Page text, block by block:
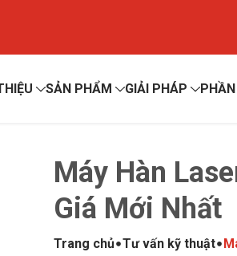
SẢN PHẨM GIẢI PHÁP
Máy Hàn
Giá Mới Nhất
Trang chủ Tư vấn kỹ thuật